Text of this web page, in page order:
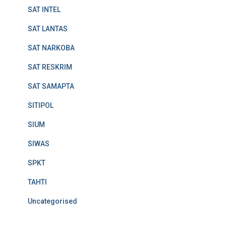
SAT INTEL
SAT LANTAS
SAT NARKOBA
SAT RESKRIM
SAT SAMAPTA
SITIPOL
SIUM
SIWAS
SPKT
TAHTI
Uncategorised